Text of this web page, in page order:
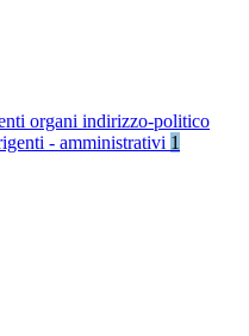
organi indirizzo-politico
- amministrativi 1